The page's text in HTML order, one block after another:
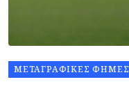
ΜΕΤΑΓΡΑΦΙΚΈΣ ΦΉΜΕΣ